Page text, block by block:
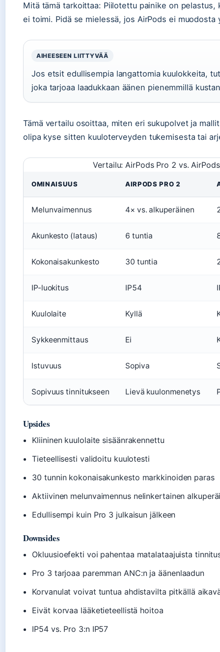
Mitä tämä tarkoittaa: Piilotettu painike on
ei toimi. Pidä se mielessä, jos AirPods ei
AIHEESEEN LIITTYVÄÄ
Jos etsit edullisempia langattomia kuulokkeita,
joka tarjoaa laadukkaan äänen pienemmillä
Tämä vertailu osoittaa, miten eri sukupolvet ja
olipa kyse sitten kuuloterveyden tukemisesta tai
Vertailu: AirPods Pro 2 vs.
OMINAISUUS AIRPODS PRO 2
Melunvaimennus 4× vs. alkuperäinen
Akunkesto (lataus) 6 tuntia
Kokonaisakunkesto 30 tuntia
IP-luokitus IP54
Kuulolaite Kyllä
Sykkeenmittaus Ei
Istuvuus Sopiva
Sopivuus tinnitukseen Lievä kuulonmenetys
Upsides
Kliininen kuulolaite sisäänrakennettu
Tieteellisesti validoitu kuulotesti
30 tunnin kokonaisakunkesto markkinoiden paras
Aktiivinen melunvaimennus nelinkertainen
Edullisempi kuin Pro 3 julkaisun jälkeen
Downsides
Okluusioefekti voi pahentaa matalataajuista
Pro 3 tarjoaa paremman ANC:n ja äänenlaadun
Korvanulat voivat tuntua ahdistavilta pitkällä
Eivät korvaa lääketieteellistä hoitoa
IP54 vs. Pro 3:n IP57